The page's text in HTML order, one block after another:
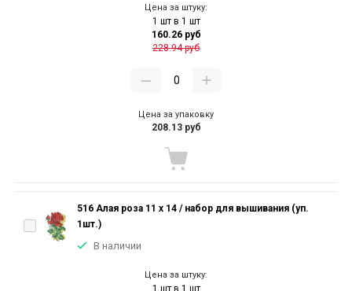
Цена за штуку:
1 шт в 1 шт
160.26 руб
228.94 руб
Цена за упаковку
208.13 руб
516 Алая роза 11 х 14 / набор для вышивания (уп.
1шт.)
В наличии
Цена за штуку: